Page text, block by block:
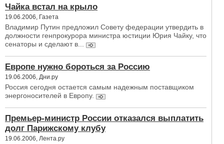
Чайка встал на крыло
19.06.2006, Газета
Владимир Путин предложил Совету федерации утвердить в
должности генпрокурора министра юстиции Юрия Чайку, что
сенаторы и сделают в...
Европе нужно бороться за Россию
19.06.2006, Дни.ру
Россия сегодня остается самым надежным поставщиком
энергоносителей в Европу.
Премьер-министр России отказался выплатить
долг Парижскому клубу
19.06.2006, Лента.ру